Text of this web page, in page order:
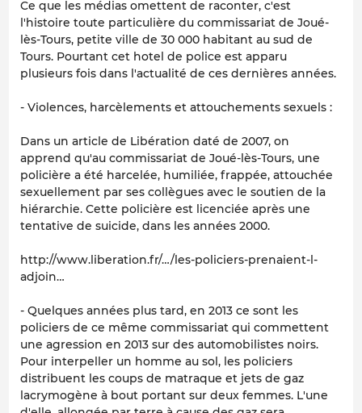
Ce que les médias omettent de raconter, c'est
l'histoire toute particulière du commissariat de Joué-
lès-Tours, petite ville de 30 000 habitant au sud de
Tours. Pourtant cet hotel de police est apparu
plusieurs fois dans l'actualité de ces dernières années.
- Violences, harcèlements et attouchements sexuels :
Dans un article de Libération daté de 2007, on
apprend qu'au commissariat de Joué-lès-Tours, une
policière a été harcelée, humiliée, frappée, attouchée
sexuellement par ses collègues avec le soutien de la
hiérarchie. Cette policière est licenciée après une
tentative de suicide, dans les années 2000.
http://www.liberation.fr/…/les-policiers-prenaient-l-
adjoin…
- Quelques années plus tard, en 2013 ce sont les
policiers de ce même commissariat qui commettent
une agression en 2013 sur des automobilistes noirs.
Pour interpeller un homme au sol, les policiers
distribuent les coups de matraque et jets de gaz
lacrymogène à bout portant sur deux femmes. L'une